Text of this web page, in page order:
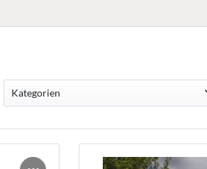
Kategorien
Wohnwagen Schutzhülle
Bodenschürze